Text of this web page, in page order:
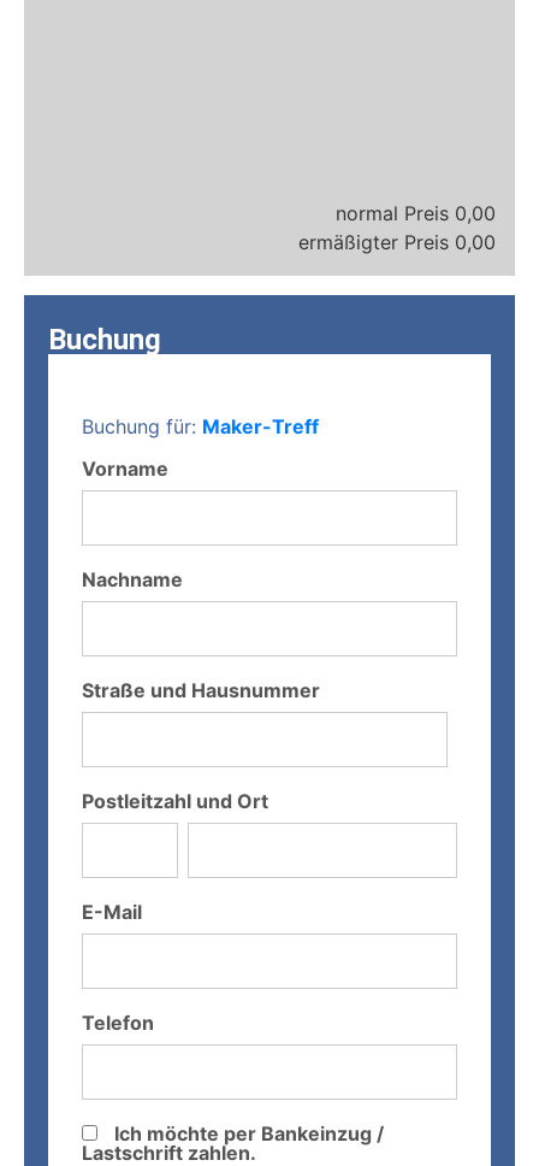
0,00
0,00
Buchung
Buchung für: Maker-Treff
Vorname
Nachname
Straße und Hausnummer
Postleitzahl und Ort
E-Mail
Telefon
Ich möchte per Bankeinzug /
Lastschrift zahlen.